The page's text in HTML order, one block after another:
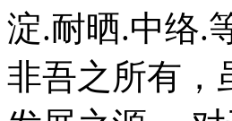
淀.耐晒.中络.
非吾之所有，